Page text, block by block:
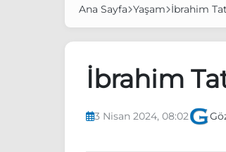
Ana Sayfa Yaşam İbrahim
İbrahim
3 Nisan 2024, 08:02